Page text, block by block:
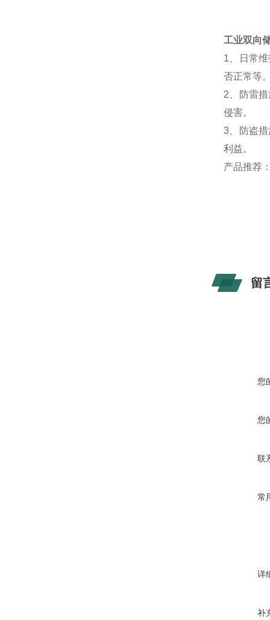
工业双向
1、日常
否正常等
2、防雷
侵害。
3、防盗
利益。
产品推荐
留
您
您
联
常
详
补